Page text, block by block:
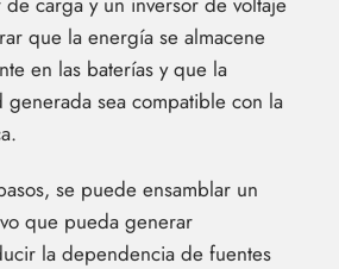
que la energía se almacene
en las baterías y que la
generada sea compatible con la
se puede ensamblar un
que pueda generar
la dependencia de fuentes